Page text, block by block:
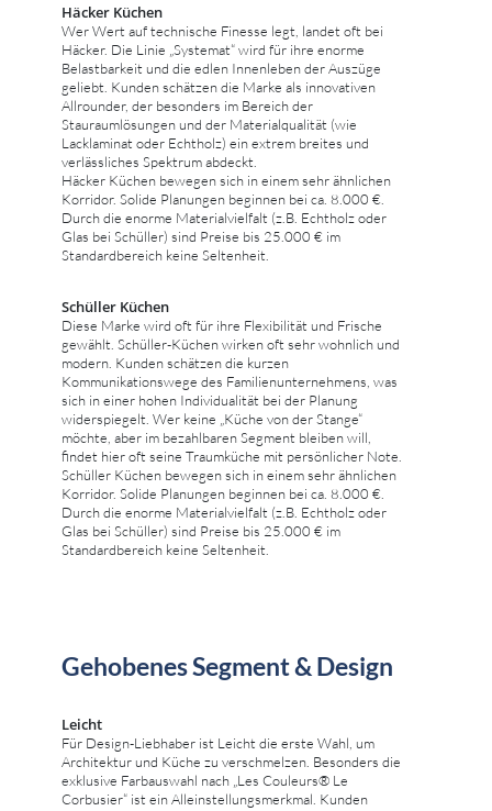
Häcker Küchen
Wer Wert auf technische Finesse legt, landet oft bei
Häcker. Die Linie „Systemat“ wird für ihre enorme
Belastbarkeit und die edlen Innenleben der Auszüge
geliebt. Kunden schätzen die Marke als innovativen
Allrounder, der besonders im Bereich der
Stauraumlösungen und der Materialqualität (wie
Lacklaminat oder Echtholz) ein extrem breites und
verlässliches Spektrum abdeckt.
Häcker Küchen bewegen sich in einem sehr ähnlichen
Korridor. Solide Planungen beginnen bei ca. 8.000 €.
Durch die enorme Materialvielfalt (z.B. Echtholz oder
Glas bei Schüller) sind Preise bis 25.000 € im
Standardbereich keine Seltenheit.
Schüller Küchen
Diese Marke wird oft für ihre Flexibilität und Frische
gewählt. Schüller-Küchen wirken oft sehr wohnlich und
modern. Kunden schätzen die kurzen
Kommunikationswege des Familienunternehmens, was
sich in einer hohen Individualität bei der Planung
widerspiegelt. Wer keine „Küche von der Stange“
möchte, aber im bezahlbaren Segment bleiben will,
findet hier oft seine Traumküche mit persönlicher Note.
Schüller Küchen bewegen sich in einem sehr ähnlichen
Korridor. Solide Planungen beginnen bei ca. 8.000 €.
Durch die enorme Materialvielfalt (z.B. Echtholz oder
Glas bei Schüller) sind Preise bis 25.000 € im
Standardbereich keine Seltenheit.
Gehobenes Segment & Design
Leicht
Für Design-Liebhaber ist Leicht die erste Wahl, um
Architektur und Küche zu verschmelzen. Besonders die
exklusive Farbauswahl nach „Les Couleurs® Le
Corbusier“ ist ein Alleinstellungsmerkmal. Kunden